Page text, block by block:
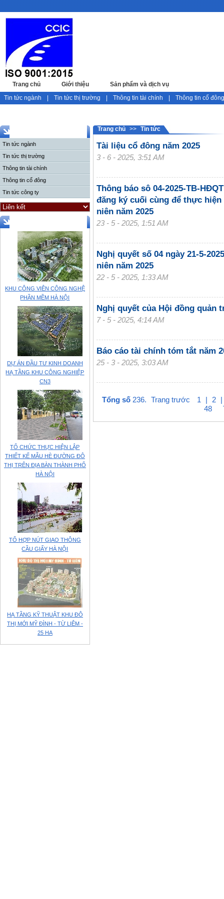
Trang chủ Giới thiệu Sản phẩm và dịch vụ
Tin tức ngành
Tin tức thị trường Thông tin tài chính Thông tin cổ đông
Tin tức ngành
Tin tức thị trường
Thông tin tài chính
Thông tin cổ đông
Tin tức công ty
KHU CÔNG VIÊN CÔNG NGHỆ
PHẦN MỀM HÀ NỘI
DỰ ÁN ĐẦU TƯ KINH DOANH
HẠ TẦNG KHU CÔNG NGHIỆP
CN3
TỔ CHỨC THỰC HIỆN LẬP
THIẾT KẾ MẪU HÈ ĐƯỜNG ĐÔ
THỊ TRÊN ĐỊA BÀN THÀNH PHỐ
HÀ NỘI
TỔ HỢP NÚT GIAO THÔNG
CẦU GIẤY HÀ NỘI
HẠ TẦNG KỸ THUẬT KHU ĐÔ
THỊ MỚI MỸ ĐÌNH - TỪ LIÊM -
25 HA
Trang chủ >> Tin tức
Tài liệu cổ đông năm 2025
3 - 6 - 2025, 3:51 AM
Thông báo sô 04-2025-TB-
đăng ký cuối cùng để thực
niên năm 2025
23 - 5 - 2025, 1:51 AM
Nghị quyết số 04 ngày 21-5-
niên năm 2025
22 - 5 - 2025, 1:33 AM
Nghị quyết của Hội đồng quản
7 - 5 - 2025, 4:14 AM
Báo cáo tài chính tóm tắt năm
25 - 3 - 2025, 3:03 AM
Tổng số 236. Trang trước 1 | 2
48